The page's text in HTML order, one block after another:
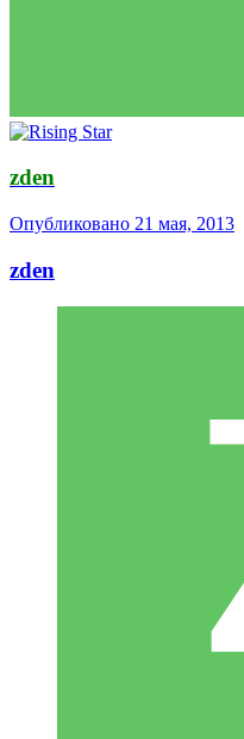
zden
Опубликовано 21 мая, 2013
zden